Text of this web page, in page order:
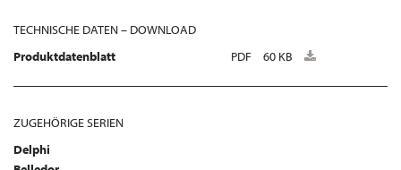
TECHNISCHE DATEN – DOWNLOAD
Produktdatenblatt
PDF 60 KB
ZUGEHÖRIGE SERIEN
Delphi